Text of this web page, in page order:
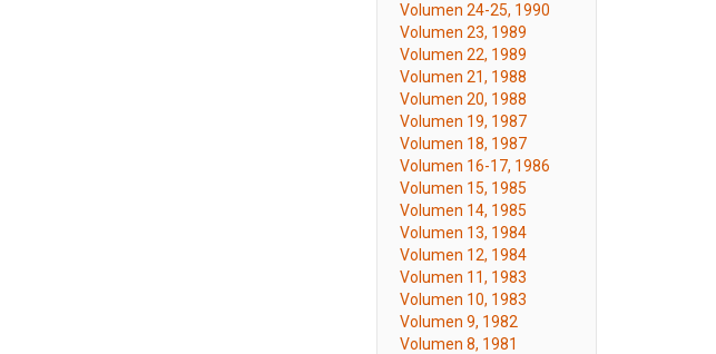
Volumen 24-25, 1990
Volumen 23, 1989
Volumen 22, 1989
Volumen 21, 1988
Volumen 20, 1988
Volumen 19, 1987
Volumen 18, 1987
Volumen 16-17, 1986
Volumen 15, 1985
Volumen 14, 1985
Volumen 13, 1984
Volumen 12, 1984
Volumen 11, 1983
Volumen 10, 1983
Volumen 9, 1982
Volumen 8, 1981